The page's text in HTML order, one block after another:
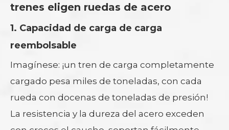
trenes eligen ruedas de acero
1. Capacidad de carga de carga
reembolsable
Imagínese: ¡un tren de carga completamente
cargado pesa miles de toneladas, con cada
rueda con docenas de toneladas de presión!
La resistencia y la dureza del acero exceden